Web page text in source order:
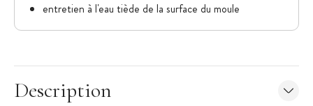
entretien à l'eau tiède de la surface du moule
Description